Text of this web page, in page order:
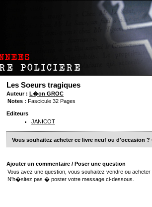
Les Soeurs tragiques
Auteur : L�on GROC
Notes : Fascicule 32 Pages
Editeurs
JANICOT
Vous souhaitez acheter ce livre neuf ou d'occasion ?
Ajouter un commentaire / Poser une question
Vous avez une question, vous souhaitez vendre ou
N'h�sitez pas � poster votre message ci-dessous.